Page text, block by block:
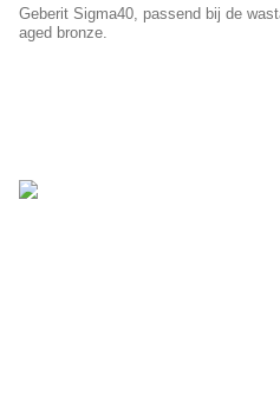
Geberit Sigma40, passend bij de
aged bronze.